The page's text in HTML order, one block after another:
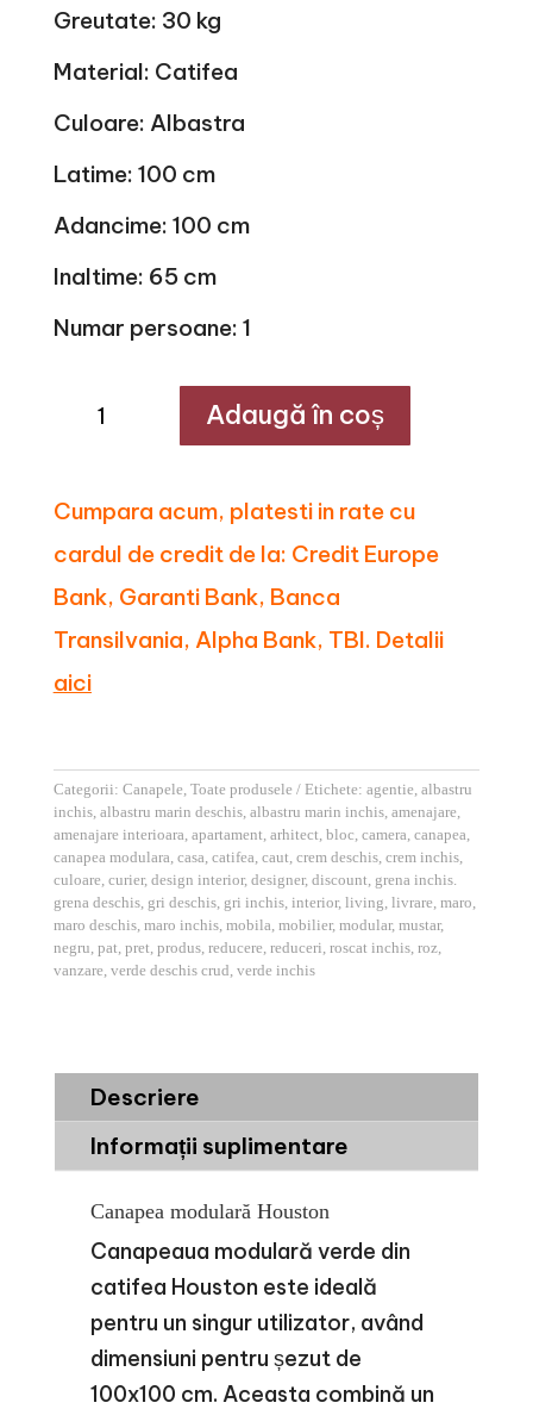
Greutate: 30 kg
Material: Catifea
Culoare: Albastra
Latime: 100 cm
Adancime: 100 cm
Inaltime: 65 cm
Numar persoane: 1
Canapea
din
catifea
Houston
cu
brat
Adaugă în coș
Cumpara acum, platesti in rate cu
cardul de credit de la: Credit Europe
Bank, Garanti Bank, Banca
Transilvania, Alpha Bank, TBI. Detalii
aici
Categorii: Canapele Toate produsele Etichete: agentie albastru
inchis, albastru marin deschis, albastru marin inchis, amenajare
amenajare interioara apartament arhitect bloc camera canapea
canapea modulara casa catifea caut crem deschis, crem inchis,
culoare curier, design interior, designer, discount grena inchis.
grena deschis, gri deschis, gri inchis, interior, living livrare maro
maro deschis, maro inchis, mobila mobilier, modular, mustar,
negru pat pret produs, reducere reduceri roscat inchis, roz,
vanzare verde deschis crud verde inchis
Descriere
Informații suplimentare
Canapea modulară Houston
Canapeaua modulară verde din
catifea Houston este ideală
pentru un singur utilizator, având
dimensiuni pentru șezut de
100x100 cm. Aceasta combină un